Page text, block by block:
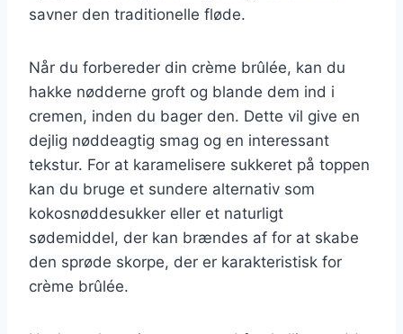
savner den traditionelle fløde.
Når du forbereder din crème brûlée, kan du
hakke nødderne groft og blande dem ind i
cremen, inden du bager den. Dette vil give en
dejlig nøddeagtig smag og en interessant
tekstur. For at karamelisere sukkeret på toppen
kan du bruge et sundere alternativ som
kokosnøddesukker eller et naturligt
sødemiddel, der kan brændes af for at skabe
den sprøde skorpe, der er karakteristisk for
crème brûlée.